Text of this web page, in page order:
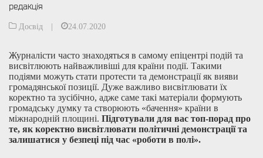
редакція
Досвід | 24.07.2020
Журналісти часто знаходяться в самому епіцентрі подій та
висвітлюють найважливіші для країни події. Такими
подіями можуть стати протести та демонстрації як вияви
громадянської позиції. Дуже важливо висвітлювати їх
коректно та зусібічно, адже саме такі матеріали формують
громадську думку та створюють «бачення» країни в
міжнародній площині. Підготували для вас топ-порад про
те, як коректно висвітлювати політичні демонстрації та
залишатися у безпеці під час «роботи в полі».